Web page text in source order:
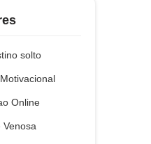
solto
Online
Venosa